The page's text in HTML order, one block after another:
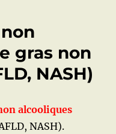
gras non
NASH)
alcooliques
NASH).